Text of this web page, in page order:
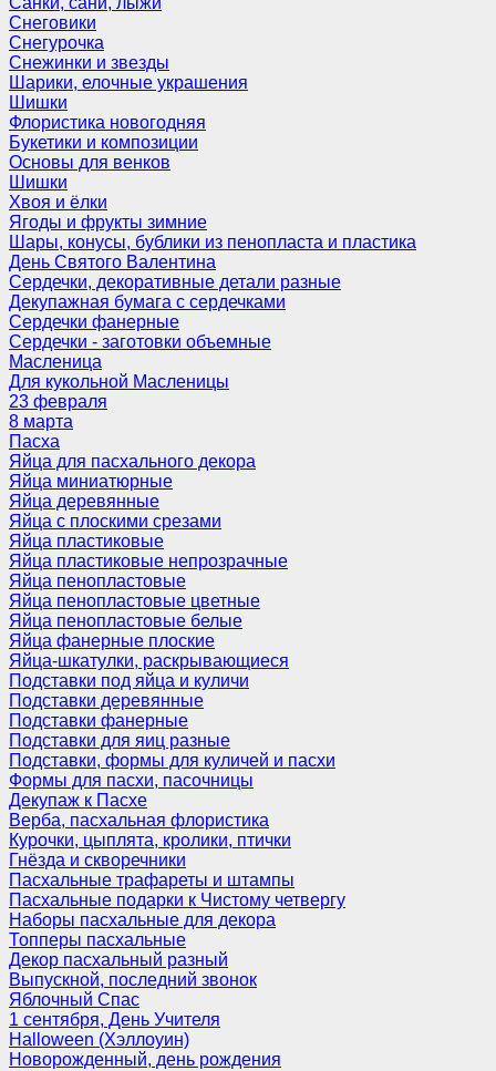
Снеговики
Снегурочка
Снежинки и звезды
Шарики, елочные украшения
Шишки
Флористика новогодняя
Букетики и композиции
Основы для венков
Шишки
Хвоя и ёлки
Ягоды и фрукты зимние
Шары, конусы, бублики из пенопласта и пластика
День Святого Валентина
Сердечки, декоративные детали разные
Декупажная бумага с сердечками
Сердечки фанерные
Сердечки - заготовки объемные
Масленица
Для кукольной Масленицы
23 февраля
8 марта
Пасха
Яйца для пасхального декора
Яйца миниатюрные
Яйца деревянные
Яйца с плоскими срезами
Яйца пластиковые
Яйца пластиковые непрозрачные
Яйца пенопластовые
Яйца пенопластовые цветные
Яйца пенопластовые белые
Яйца фанерные плоские
Яйца-шкатулки, раскрывающиеся
Подставки под яйца и куличи
Подставки деревянные
Подставки фанерные
Подставки для яиц разные
Подставки, формы для куличей и пасхи
Формы для пасхи, пасочницы
Декупаж к Пасхе
Верба, пасхальная флористика
Курочки, цыплята, кролики, птички
Гнёзда и скворечники
Пасхальные трафареты и штампы
Пасхальные подарки к Чистому четвергу
Наборы пасхальные для декора
Топперы пасхальные
Декор пасхальный разный
Выпускной, последний звонок
Яблочный Спас
1 сентября, День Учителя
Halloween (Хэллоуин)
Новорожденный, день рождения